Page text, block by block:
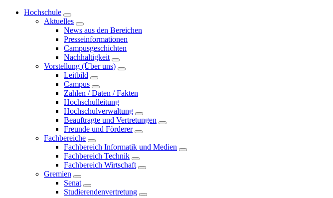
Hochschule
Aktuelles
News aus den Bereichen
Presseinformationen
Campusgeschichten
Nachhaltigkeit
Vorstellung (Über uns)
Leitbild
Campus
Zahlen / Daten / Fakten
Hochschulleitung
Hochschulverwaltung
Beauftragte und Vertretungen
Freunde und Förderer
Fachbereiche
Fachbereich Informatik und Medien
Fachbereich Technik
Fachbereich Wirtschaft
Gremien
Senat
Studierendenvertretung